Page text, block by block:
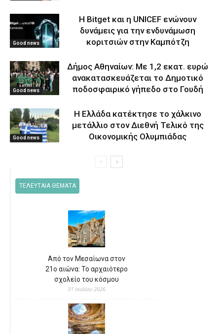
Good news
Η Bitget και η UNICEF ενώνουν
δυνάμεις για την ενδυνάμωση
κοριτσιών στην Καμπότζη
Good news
Δήμος Αθηναίων: Με 1,2 εκατ. ευρώ
ανακατασκευάζεται το Δημοτικό
ποδοσφαιρικό γήπεδο στο Γουδή
Good news
Η Ελλάδα κατέκτησε το χάλκινο
μετάλλιο στον Διεθνή Τελικό της
Οικονομικής Ολυμπιάδας
ΤΕΛΕΥΤΑΙΑ ΘΕΜΑΤΑ
Από τον Μεσαίωνα στον
21ο αιώνα: Το αρχαιότερο
σχολείο του κόσμου
31 Ιουλίου 2026